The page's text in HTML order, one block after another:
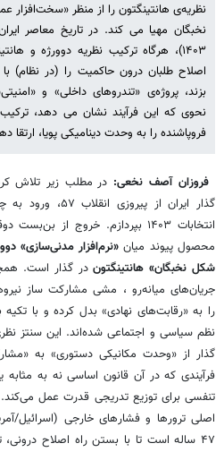
نظریه‌ی هانتینگتون را از منظر «سخت‌افزار
۱۴۰۳)، هرگاه ترکیب نظریه دوورژه و
اصلاح طلبان درون حاکمیت را (در نظام)
بزند، پروژه‌ی «تندروهای داخلی» و
نحوی که این فرآیند نشان می دهد،
فروپاشنده را به وحدت دینامیکی پویا، ارتقا
فروزان آصف نخعی: در مطلب زیر تلاش
گذار ایران از
انتخابات ۱۴۰۳ بپردازم. خروج از
محصول پیوند میان «نرم‌افزار مدنی‌سازی»
شکل نخبگان» هانتینگتوندر گذار است.
جریان‌های میانه‌رو ، مشی مشارکت ساز
را به «رقابت‌های نهادی» بدل کرده و با
نظم سیاسی و اجتماعی شده‌اند. این سنتز
گذار از «وحدت مکانیکی دستوری» به
فرآیندی که در آن قانون اساسی نه به
تنفسی برای توزیع تدریجی قدرت عمل
اصلی ترورها و فشارهای خارجی (اسرائیل/
۴۷ ساله است تا با بستن راه اصلاح